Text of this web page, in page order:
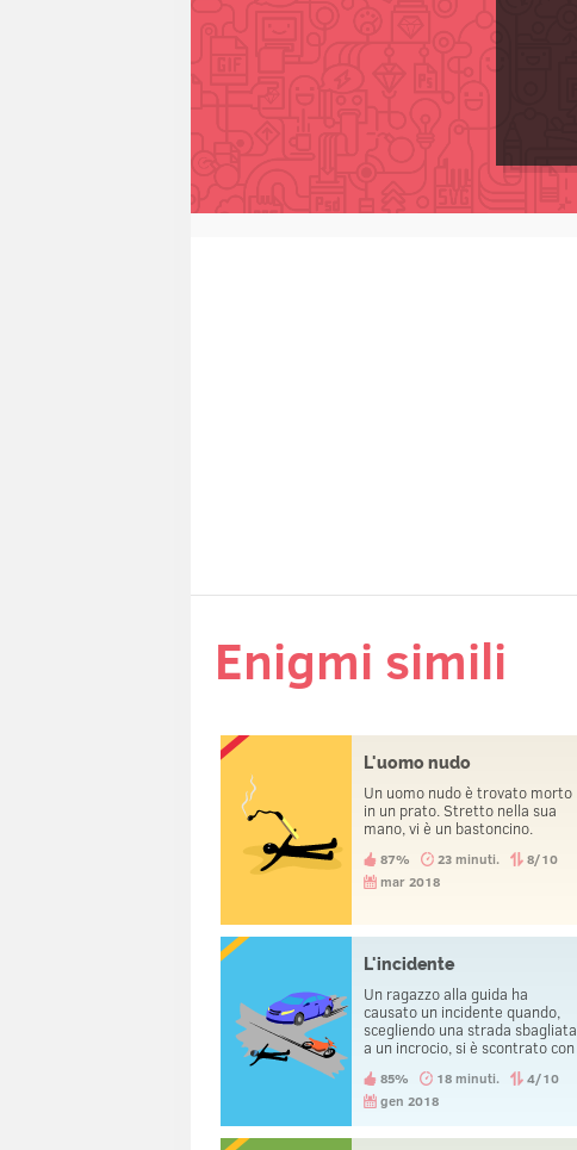
Enigmi simili
L'uomo nudo
Un uomo nudo è trovato morto
in un prato. Stretto nella sua
mano, vi è un bastoncino.
87% 23 minuti.
8/10
mar 2018
L'incidente
Un ragazzo alla guida ha
causato un incidente quando,
scegliendo una strada sbagliata
a un incrocio, si è scontrato con
arrivata la polizia, un'altra
persona è stata arrestata.
invece, viene portato a casa.
85% 18 minuti.
4/10
gen 2018